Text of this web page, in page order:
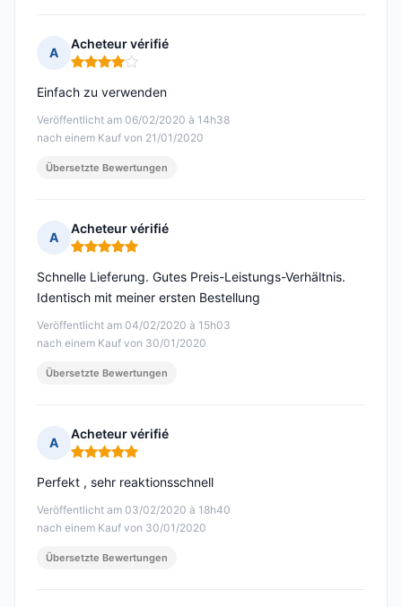
A
Acheteur vérifié
Hinweis: 4 von 5
Veröffentlicht am 06/02/2020 à 14h38
nach einem Kauf von 21/01/2020
Einfach zu verwenden
Übersetzte Bewertungen
A
Acheteur vérifié
Hinweis: 5 von 5
Veröffentlicht am 04/02/2020 à 15h03
nach einem Kauf von 30/01/2020
Schnelle Lieferung. Gutes Preis-Leistungs-Verhältnis.
Identisch mit meiner ersten Bestellung
Übersetzte Bewertungen
A
Acheteur vérifié
Hinweis: 5 von 5
Veröffentlicht am 03/02/2020 à 18h40
nach einem Kauf von 30/01/2020
Perfekt , sehr reaktionsschnell
Übersetzte Bewertungen